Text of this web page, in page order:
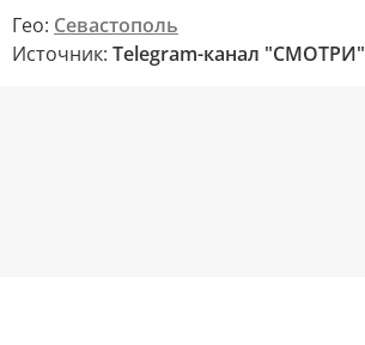
Гео: Севастополь
Источник: Telegram-канал "СМОТРИ"